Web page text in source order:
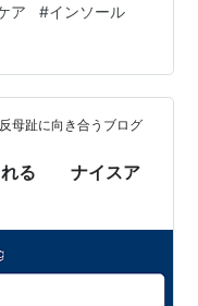
ので、足の指に力
足の指の痛みはと
が効果を発揮して
ルと相性はよさそ
ア #インソール
母趾に向き合うブログ
れる ナイスア